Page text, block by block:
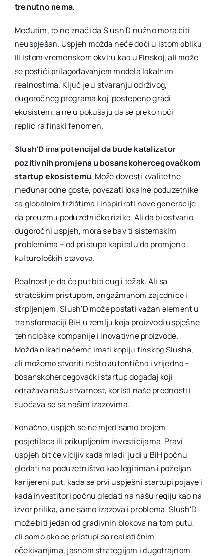
trenutno nema.
Međutim, to ne znači da Slush'D nužno mora biti
neuspješan. Uspjeh možda neće doći u istom obliku
ili istom vremenskom okviru kao u Finskoj, ali može
se postići prilagođavanjem modela lokalnim
realnostima. Ključ je u stvaranju održivog,
dugoročnog programa koji postepeno gradi
ekosistem, a ne u pokušaju da se preko noći
replicira finski fenomen.
Slush'D ima potencijal da bude katalizator
pozitivnih promjena u bosanskohercegovačkom
startup ekosistemu. Može dovesti kvalitetne
međunarodne goste, povezati lokalne poduzetnike
sa globalnim tržištima i inspirirati nove generacije
da preuzmu poduzetničke rizike. Ali da bi ostvario
dugoročni uspjeh, mora se baviti sistemskim
problemima – od pristupa kapitalu do promjene
kulturoloških stavova.
Realnost je da će put biti dug i težak. Ali sa
strateškim pristupom, angažmanom zajednice i
strpljenjem, Slush'D može postati važan element u
transformaciji BiH u zemlju koja proizvodi uspješne
tehnološke kompanije i inovativne proizvode.
Možda nikad nećemo imati kopiju finskog Slusha,
ali možemo stvoriti nešto autentično i vrijedno –
bosanskohercegovački startup događaj koji
odražava našu stvarnost, koristi naše prednosti i
suočava se sa našim izazovima.
Konačno, uspjeh se ne mjeri samo brojem
posjetilaca ili prikupljenim investicijama. Pravi
uspjeh bit će vidljiv kada mladi ljudi u BiH počnu
gledati na poduzetništvo kao legitiman i poželjan
karijereni put, kada se prvi uspješni startupi pojave i
kada investitori počnu gledati na našu regiju kao na
izvor prilika, a ne samo izazova i problema. Slush'D
može biti jedan od gradivnih blokova na tom putu,
ali samo ako se pristupi sa realističnim
očekivanjima, jasnom strategijom i dugotrajnom